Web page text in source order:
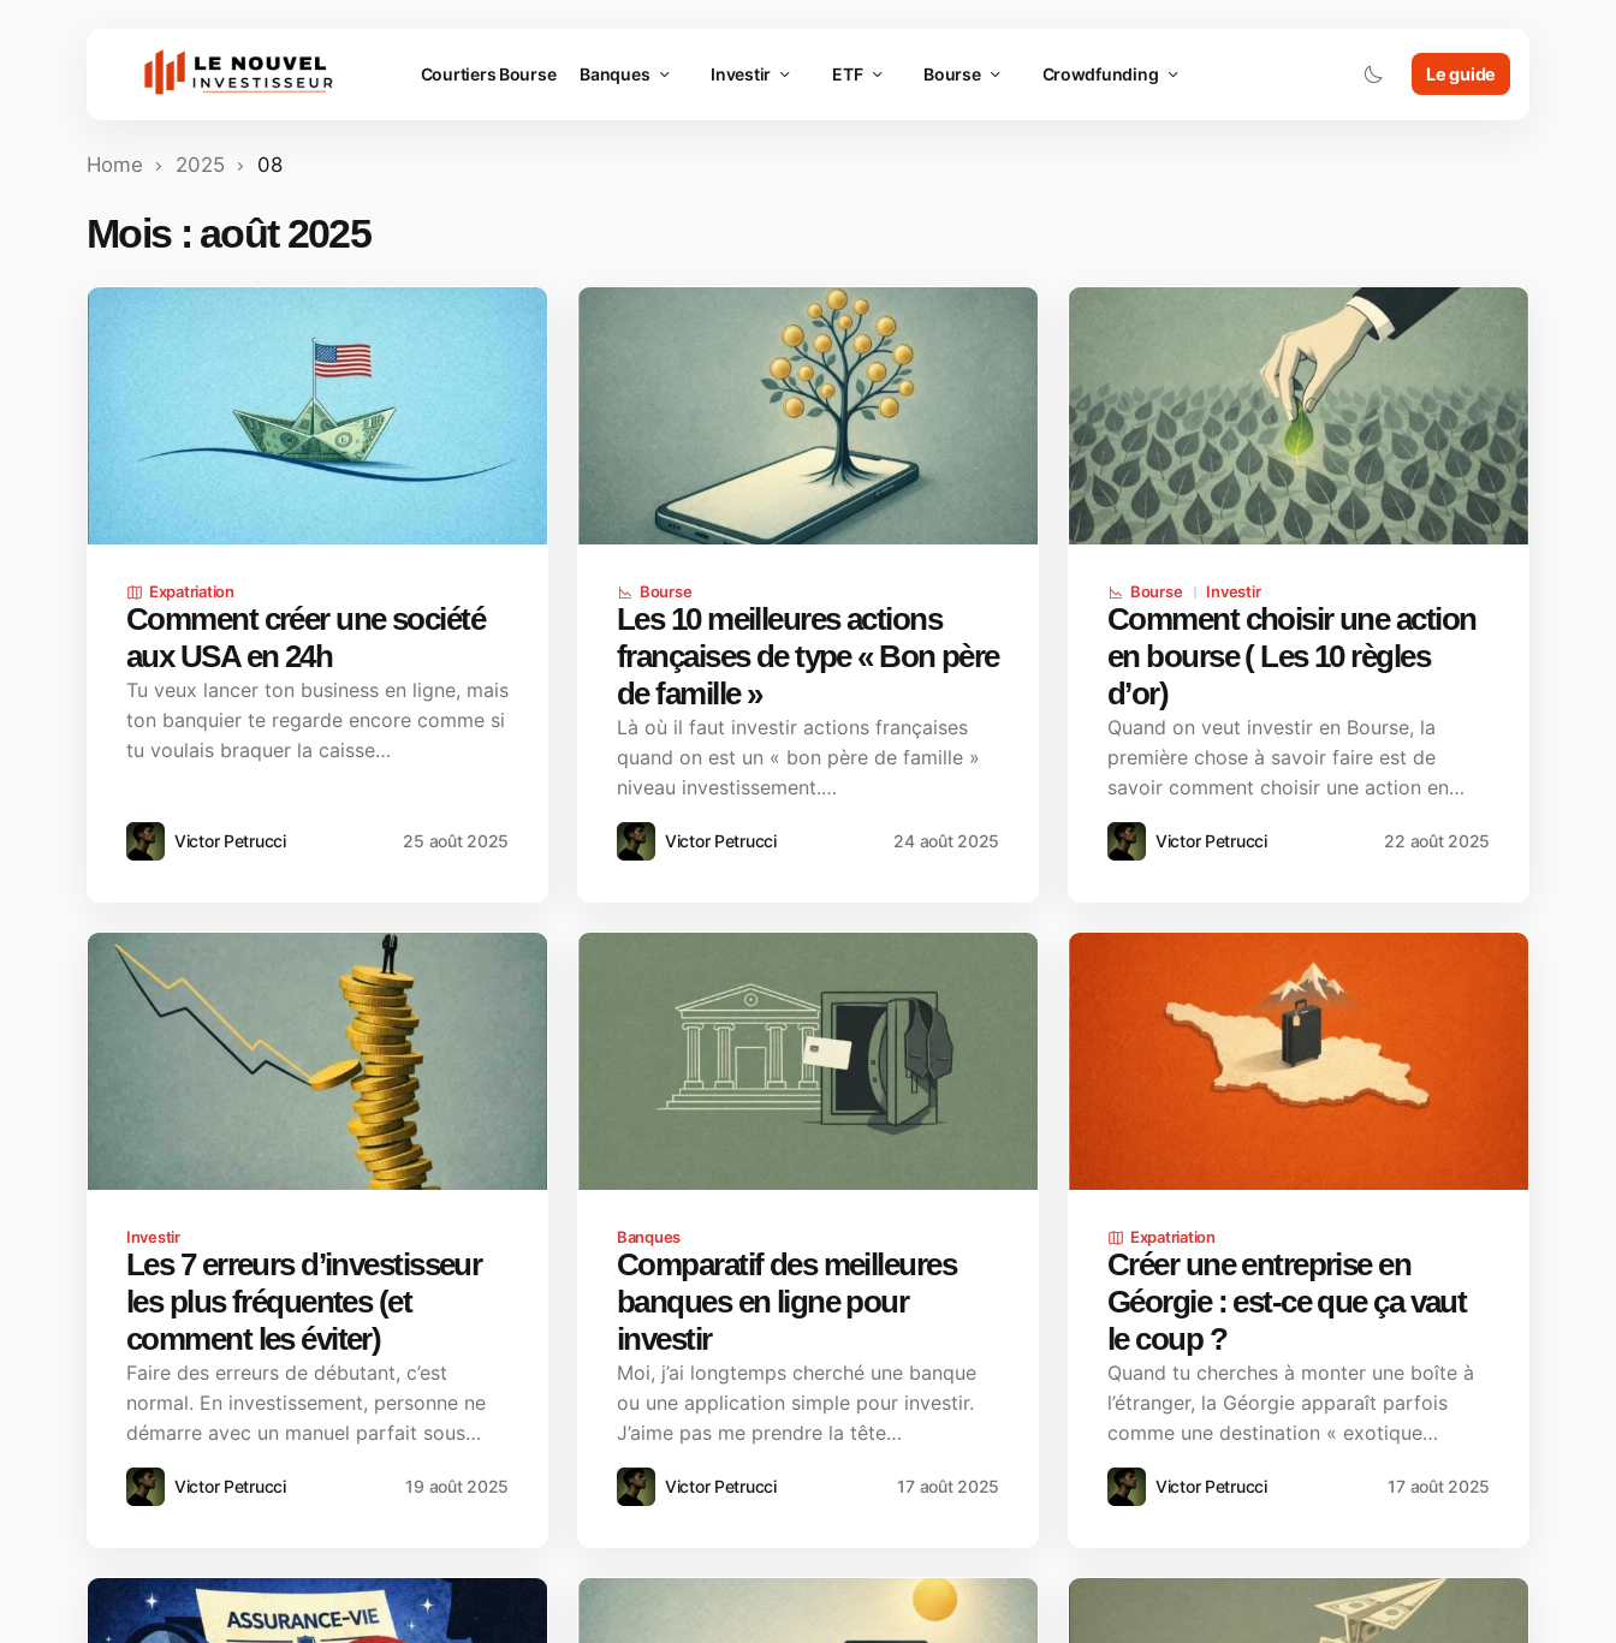
Courtiers Bourse Banques Investir ETF Bourse Crowdfunding Le guide
Home 2025 08
Mois : août 2025
Expatriation
Comment créer une société
aux USA en 24h
Tu veux lancer ton business en ligne, mais
ton banquier te regarde encore comme si
tu voulais braquer la caisse…
Victor Petrucci 25 août 2025
Bourse
Les 10 meilleures actions
françaises de type « Bon père
de famille »
Là où il faut investir actions françaises
quand on est un « bon père de famille »
niveau investissement.…
Victor Petrucci 24 août 2025
Bourse Investir
Comment choisir une action
en bourse ( Les 10 règles
d’or)
Quand on veut investir en Bourse, la
première chose à savoir faire est de
savoir comment choisir une action en…
Victor Petrucci 22 août 2025
Investir
Les 7 erreurs d’investisseur
les plus fréquentes (et
comment les éviter)
Faire des erreurs de débutant, c’est
normal. En investissement, personne ne
démarre avec un manuel parfait sous…
Victor Petrucci 19 août 2025
Banques
Comparatif des meilleures
banques en ligne pour
investir
Moi, j’ai longtemps cherché une banque
ou une application simple pour investir.
J’aime pas me prendre la tête…
Victor Petrucci 17 août 2025
Expatriation
Créer une entreprise en
Géorgie : est-ce que ça vaut
le coup ?
Quand tu cherches à monter une boîte à
l’étranger, la Géorgie apparaît parfois
comme une destination « exotique…
Victor Petrucci 17 août 2025